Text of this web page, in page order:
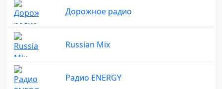
Дорожное радио
Russian Mix
Радио ENERGY